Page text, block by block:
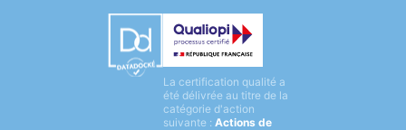
Datadock
Qualiopi
La certification qualité a
été délivrée au titre de la
catégorie d'action
suivante : Actions de